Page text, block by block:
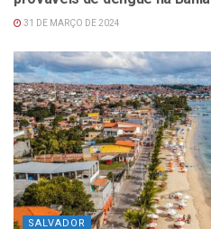
31 DE MARÇO DE 2024
SALVADOR